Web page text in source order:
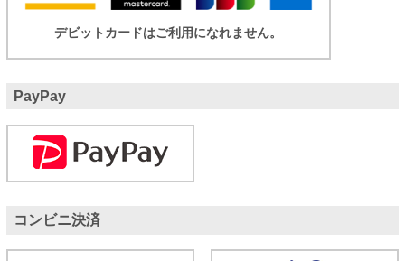
デビットカードはご利用になれません。
PayPay
コンビニ決済